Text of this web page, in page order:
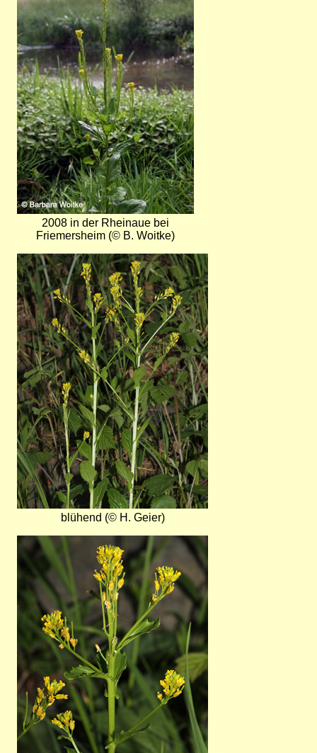
2008 in der Rheinaue bei
Friemersheim (© B. Woitke)
Bild
blühend (© H. Geier)
Bild